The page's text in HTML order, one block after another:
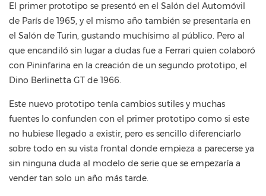
El primer prototipo se presentó en el Salón del Automóvil
de París de 1965, y el mismo año también se presentaría en
el Salón de Turin, gustando muchísimo al público. Pero al
que encandiló sin lugar a dudas fue a Ferrari quien colaboró
con Pininfarina en la creación de un segundo prototipo, el
Dino Berlinetta GT de 1966.
Este nuevo prototipo tenía cambios sutiles y muchas
fuentes lo confunden con el primer prototipo como si este
no hubiese llegado a existir, pero es sencillo diferenciarlo
sobre todo en su vista frontal donde empieza a parecerse ya
sin ninguna duda al modelo de serie que se empezaría a
vender tan solo un año más tarde.